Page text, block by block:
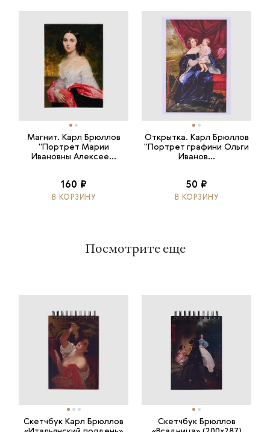
Магнит. Карл Брюллов
"Портрет Марии
Ивановны Алексее...
160 ₽
В КОРЗИНУ
Открытка. Карл Брюллов
"Портрет графини Ольги
Иванов...
50 ₽
В КОРЗИНУ
Посмотрите еще
Скетчбук Карл Брюллов
Скетчбук Брюллов